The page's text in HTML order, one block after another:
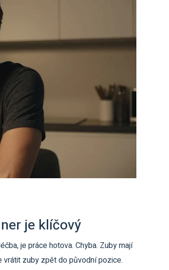
je klíčový
je práce hotova. Chyba. Zuby mají
vrátit zuby zpět do původní pozice.